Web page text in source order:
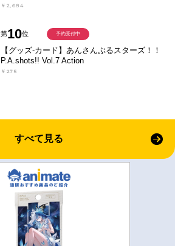
￥2,684
第10位
【グッズ-カード】あんさんぶるスターズ！！
P.A.shots!! Vol.7 Action
￥275
予約受付中
すべて見る